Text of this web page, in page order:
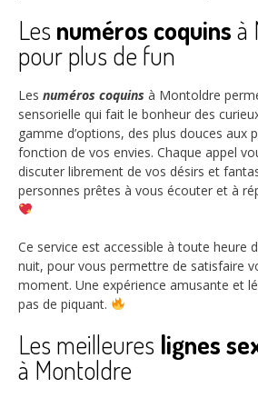
Les numéros coquinsà
pour plus de fun
Les numéros coquins à Montoldre
sensorielle qui fait le bonheur des
gamme d’options, des plus douces aux
fonction de vos envies. Chaque appel
discuter librement de vos désirs et
personnes prêtes à vous écouter et à
Ce service est accessible à toute heure
nuit, pour vous permettre de satisfaire
moment. Une expérience amusante et
pas de piquant.
Les meilleures lignes
à Montoldre